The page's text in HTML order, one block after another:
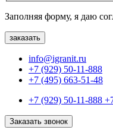
Заполняя форму, я даю
info@igranit.ru
+7 (929) 50-11-888
+7 (495) 663-51-48
+7 (929) 50-11-888
Заказать звонок